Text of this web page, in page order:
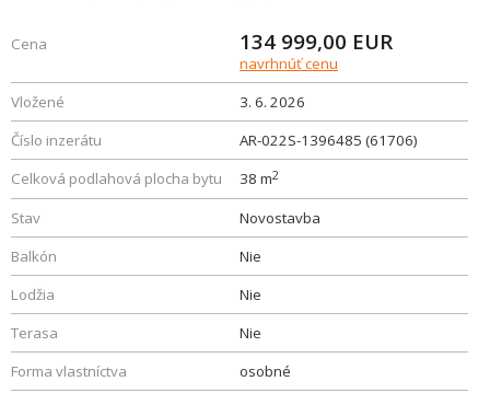
Cena 134 999,00 EUR
navrhnúť cenu
Vložené
3. 6. 2026
Číslo inzerátu
AR-022S-1396485 (61706)
Celková podlahová plocha bytu
38 m2
Stav
Novostavba
Balkón
Nie
Lodžia
Nie
Terasa
Nie
Forma vlastníctva
osobné